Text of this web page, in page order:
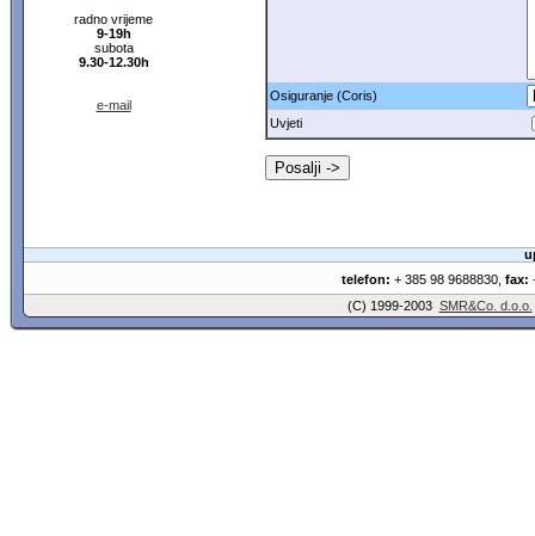
radno vrijeme
9-19h
subota
9.30-12.30h
e-mail
Osiguranje (Coris)
Uvjeti
telefon: + 385 98 9688830, fax:
(C) 1999-2003 SMR&Co. d.o.o.